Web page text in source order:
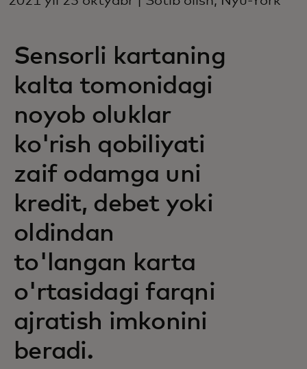
Sensorli kartaning
kalta tomonidagi
noyob oluklar
ko'rish qobiliyati
zaif odamga uni
kredit, debet yoki
oldindan
to'langan karta
o'rtasidagi farqni
ajratish imkonini
beradi.